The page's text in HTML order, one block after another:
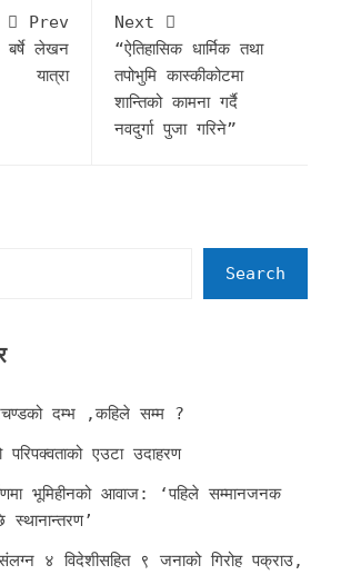
Prev
बर्षे लेखन
यात्रा
Next
“ऐतिहासिक धार्मिक तथा
तपोभुमि कास्कीक‍ोटमा
शान्तिको कामना गर्दै
नवदुर्गा पुजा गरिने”
Search
दम्भ ,कहिले सम्म ?
परिपक्वताको एउटा उदाहरण
भूमिहीनको आवाज: ‘पहिले सम्मानजनक
स्थानान्तरण’
संलग्न ४ विदेशीसहित ९ जनाको गिरोह पक्राउ,